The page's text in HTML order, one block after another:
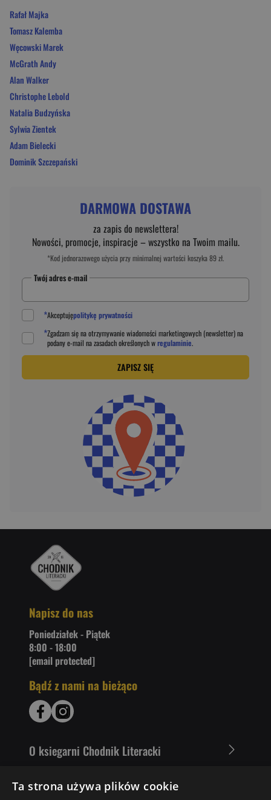
Rafał Majka
Tomasz Kalemba
Węcowski Marek
McGrath Andy
Alan Walker
Christophe Lebold
Natalia Budzyńska
Sylwia Zientek
Adam Bielecki
Dominik Szczepański
DARMOWA DOSTAWA
za zapis do newslettera!
Nowości, promocje, inspiracje – wszystko na Twoim mailu.
*Kod jednorazowego użycia przy minimalnej wartości koszyka 89 zł.
Twój adres e-mail
*Akceptujępolitykę prywatności
*Zgadzam się na otrzymywanie wiadomości marketingowych (newsletter) na
podanye-mail na zasadach określonych wregulaminie.
ZAPISZ SIĘ
Napisz do nas
Poniedziałek - Piątek
8:00 - 18:00
[email protected]
Bądź z nami na bieżąco
O ksiegarni Chodnik Literacki
Zakupy u nas
Ta strona używa plików cookie